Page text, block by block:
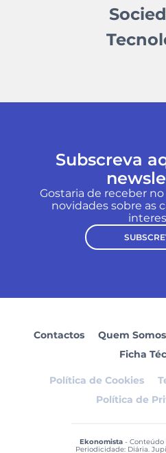
Subscreva
Gostaria de receber
novidades sobre as
Contactos Quem Somos
Ficha
Política de Cookies
Política de
Ekonomista- Conteúdo
Periodicidade: Diária.